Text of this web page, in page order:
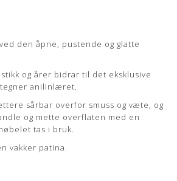
brug af møblet. Med tiden vil
vedligeholdelse her
den åpne, pustende og glatte
og årer bidrar til det eksklusive
anilinlæret.
sårbar overfor smuss og væte, og
og mette overflaten med en
tas i bruk.
vakker patina.